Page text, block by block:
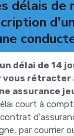
délais
délai de 14
vous rétracter
assurance
court à
par courrier